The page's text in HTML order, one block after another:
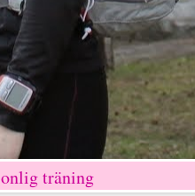
träning